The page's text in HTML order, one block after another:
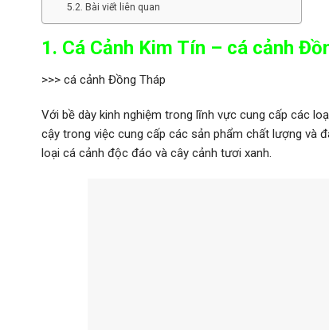
Bài viết liên quan
1. Cá Cảnh Kim Tín – cá cảnh
>>> cá cảnh Đồng Tháp
Với bề dày kinh nghiệm trong lĩnh vực cung cấp các
cậy trong việc cung cấp các sản phẩm chất lượng và
loại cá cảnh độc đáo và cây cảnh tươi xanh.